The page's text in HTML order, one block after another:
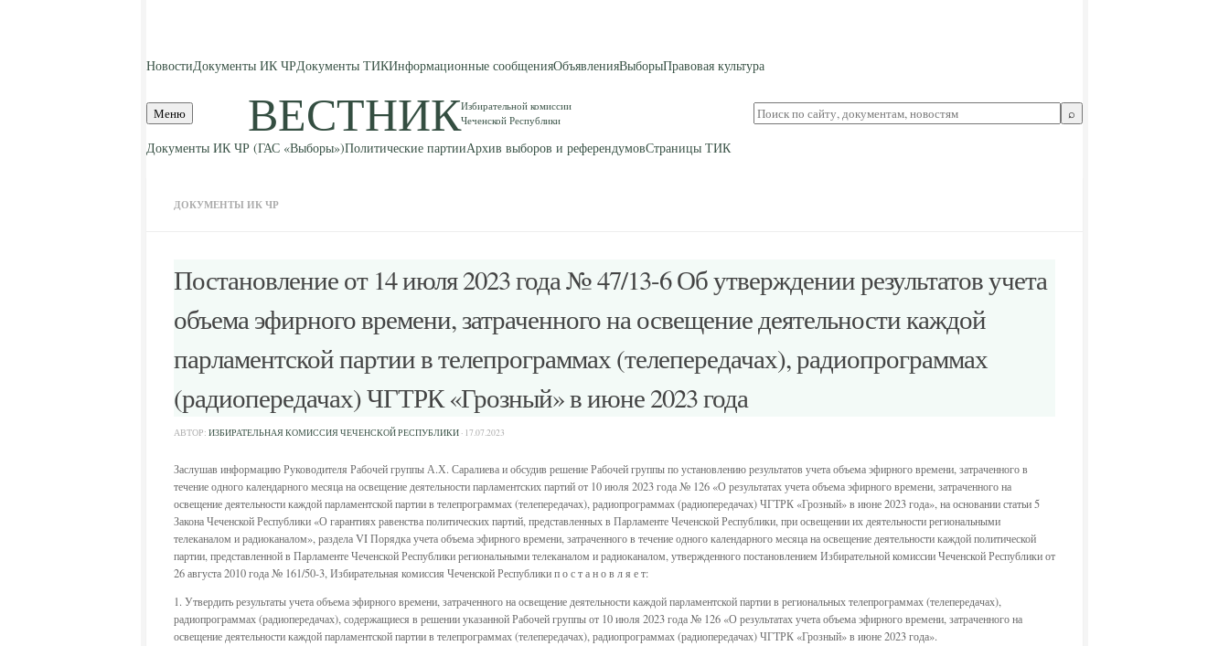
НовостиДокументы ИК ЧРДокументы ТИКИнформационные сообщенияОбъявленияВыборыПравовая культура
Меню ВЕСТНИКИзбирательной комиссии
Чеченской Республики
Поиск
по
⌕
Документы ИК ЧР (ГАС «Выборы»)Политические партииАрхив выборов и референдумовСтраницы ТИК
ДОКУМЕНТЫ ИК ЧР
Постановление от 14 июля 2023 года № 47/13-6 Об утверждении результатов учета
объема эфирного времени, затраченного на освещение деятельности каждой
парламентской партии в телепрограммах (телепередачах), радиопрограммах
(радиопередачах) ЧГТРК «Грозный» в июне 2023 года
АВТОР: ИЗБИРАТЕЛЬНАЯ КОМИССИЯ ЧЕЧЕНСКОЙ РЕСПУБЛИКИ · 17.07.2023
Заслушав информацию Руководителя Рабочей группы А.Х. Саралиева и обсудив решение Рабочей группы по установлению результатов учета объема эфирного времени, затраченного в
течение одного календарного месяца на освещение деятельности парламентских партий от 10 июля 2023 года № 126 «О результатах учета объема эфирного времени, затраченного на
освещение деятельности каждой парламентской партии в телепрограммах (телепередачах), радиопрограммах (радиопередачах) ЧГТРК «Грозный» в июне 2023 года», на основании статьи 5
Закона Чеченской Республики «О гарантиях равенства политических партий, представленных в Парламенте Чеченской Республики, при освещении их деятельности региональными
телеканалом и радиоканалом», раздела VI Порядка учета объема эфирного времени, затраченного в течение одного календарного месяца на освещение деятельности каждой политической
партии, представленной в Парламенте Чеченской Республики региональными телеканалом и радиоканалом, утвержденного постановлением Избирательной комиссии Чеченской Республики от
26 августа 2010 года № 161/50-3, Избирательная комиссия Чеченской Республики п о с т а н о в л я е т:
1. Утвердить результаты учета объема эфирного времени, затраченного на освещение деятельности каждой парламентской партии в региональных телепрограммах (телепередачах),
радиопрограммах (радиопередачах), содержащиеся в решении указанной Рабочей группы от 10 июля 2023 года № 126 «О результатах учета объема эфирного времени, затраченного на
освещение деятельности каждой парламентской партии в телепрограммах (телепередачах), радиопрограммах (радиопередачах) ЧГТРК «Грозный» в июне 2023 года».